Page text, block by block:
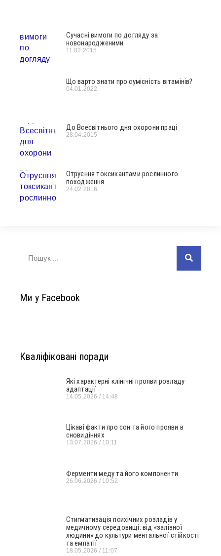
Сучасні вимоги по догляду за
новонародженими
11.02.2015
Що варто знати про сумісність вітамінів?
04.01.2022
До Всесвітнього дня охорони праці
28.04.2015
Отруєння токсикантами рослинного
походження
24.02.2016
Ми у Facebook
Кваліфіковані поради
Які характерні клінічні прояви розладу
адаптації
14.05.2026 14:48
Цікаві факти про сон та його прояви в
сновидіннях
13.07.2026 10:11
Ферменти меду та його компоненти
26.06.2026 10:52
Стигматизація психічних розладів у
медичному середовищі: від «залізної
людини» до культури ментальної стійкості
та емпатії
18.05.2026 11:07